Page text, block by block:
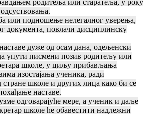
родитеља или старатеља, у року
или подношење нелегалног уверења,
документа, повлачи дисциплинску
дуже од осам дана, одељенски
упути писмени позив родитељу или
школе, у циљу прибављања
изостајања ученика, ради
школе и других лица како би се
наставе.
одговарајуће мере, а ученик и даље
школе ће обавестити надлежни